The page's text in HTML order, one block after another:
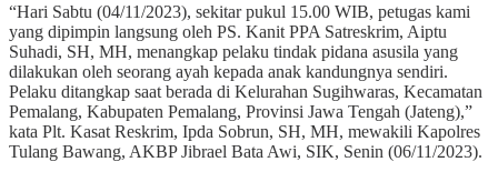
“Hari Sabtu (04/11/2023), sekitar pukul 15.00 WIB, petugas kami
yang dipimpin langsung oleh PS. Kanit PPA Satreskrim, Aiptu
Suhadi, SH, MH, menangkap pelaku tindak pidana asusila yang
dilakukan oleh seorang ayah kepada anak kandungnya sendiri.
Pelaku ditangkap saat berada di Kelurahan Sugihwaras, Kecamatan
Pemalang, Kabupaten Pemalang, Provinsi Jawa Tengah (Jateng),”
kata Plt. Kasat Reskrim, Ipda Sobrun, SH, MH, mewakili Kapolres
Tulang Bawang, AKBP Jibrael Bata Awi, SIK, Senin (06/11/2023).